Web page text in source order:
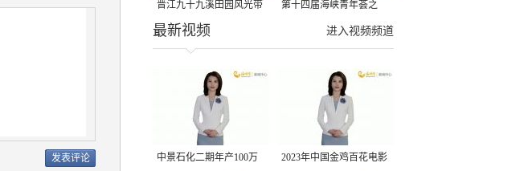
晋江九十九溪田园风光带
千亩早稻迎来成熟收割季
第十四届海峡青年荟之
2026榕台青年大学生水上
进入视频频道
最新视频
中景石化二期年产100万 2023年中国金鸡百花电影